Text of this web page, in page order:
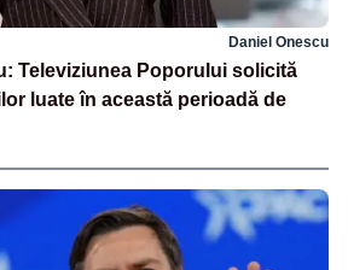
Daniel Onescu
Televiziunea Poporului solicită
luate în această perioadă de